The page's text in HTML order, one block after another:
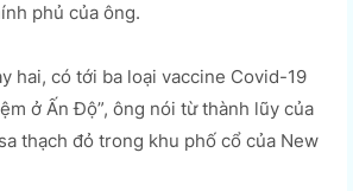
phủ của ông.
hai, có tới ba loại vaccine Covid-19
ở Ấn Độ”, ông nói từ thành lũy của
thạch đỏ trong khu phố cổ của New